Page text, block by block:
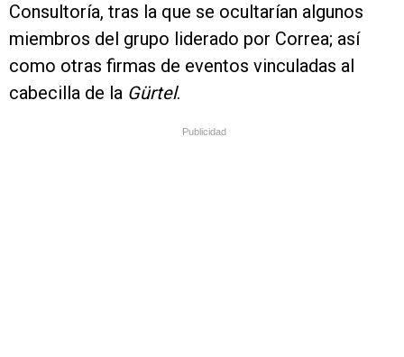
Consultoría, tras la que se ocultarían algunos
miembros del grupo liderado por Correa; así
como otras firmas de eventos vinculadas al
cabecilla de la Gürtel.
Publicidad